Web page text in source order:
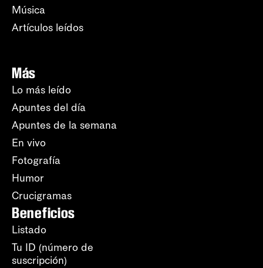
Música
Artículos leídos
Más
Lo más leído
Apuntes del día
Apuntes de la semana
En vivo
Fotografía
Humor
Crucigramas
Beneficios
Listado
Tu ID (número de
suscripción)